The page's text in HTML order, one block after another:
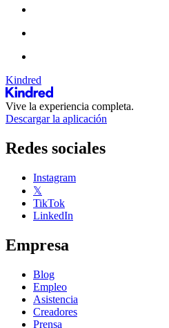
Kindred
Vive la experiencia completa.
Descargar la aplicación
Redes sociales
Instagram
𝕏
TikTok
LinkedIn
Empresa
Blog
Empleo
Asistencia
Creadores
Prensa